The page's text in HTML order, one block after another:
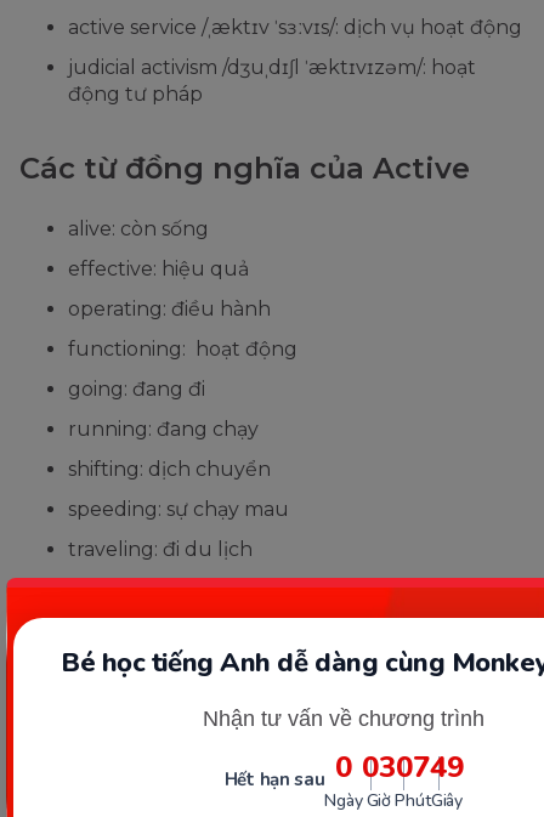
Bé học tiếng Anh dễ dàng cùng
Nhận tư vấn về chương trình
Hết hạn sau 0
Ngày
03
Giờ
07
Phút
48
Giây
active service /ˌæktɪv ˈsɜːvɪs/: dịch vụ hoạt động
judicial activism /dʒuˌdɪʃl ˈæktɪvɪzəm/: hoạt
động tư pháp
Các từ đồng nghĩa của Active
alive: còn sống
effective: hiệu quả
operating: điều hành
functioning: hoạt động
going: đang đi
running: đang chạy
shifting: dịch chuyển
speeding: sự chạy mau
traveling: đi du lịch
Các từ trái nghĩa của Active
fixed: đã sửa
inoperative: không hoạt động
unmovable: không thể di chuyển được
unworking: không làm việc